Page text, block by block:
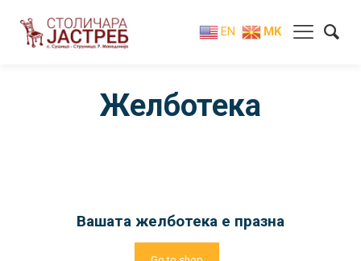
EN MK
Желботека
Вашата желботека е празна